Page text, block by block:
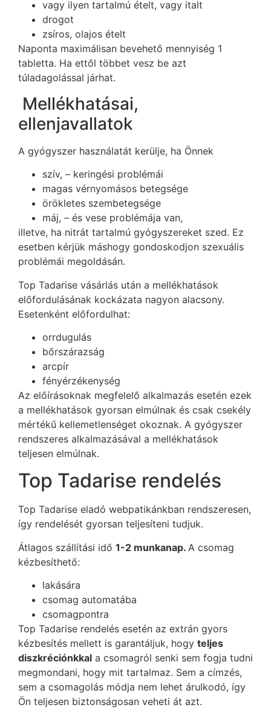
vagy ilyen tartalmú ételt, vagy italt
drogot
zsíros, olajos ételt
Naponta maximálisan bevehető mennyiség 1
tabletta. Ha ettől többet vesz be azt
túladagolással járhat.
Mellékhatásai,
ellenjavallatok
A gyógyszer használatát kerülje, ha Önnek
szív, – keringési problémái
magas vérnyomásos betegsége
örökletes szembetegsége
máj, – és vese problémája van,
illetve, ha nitrát tartalmú gyógyszereket szed. Ez
esetben kérjük máshogy gondoskodjon szexuális
problémái megoldásán.
Top Tadarise vásárlás után a mellékhatások
előfordulásának kockázata nagyon alacsony.
Esetenként előfordulhat:
orrdugulás
bőrszárazság
arcpír
fényérzékenység
Az előírásoknak megfelelő alkalmazás esetén ezek
a mellékhatások gyorsan elmúlnak és csak csekély
mértékű kellemetlenséget okoznak. A gyógyszer
rendszeres alkalmazásával a mellékhatások
teljesen elmúlnak.
Top Tadarise rendelés
Top Tadarise eladó webpatikánkban rendszeresen,
így rendelését gyorsan teljesíteni tudjuk.
Átlagos szállítási idő 1-2 munkanap. A csomag
kézbesíthető:
lakására
csomag automatába
csomagpontra
Top Tadarise rendelés esetén az extrán gyors
kézbesítés mellett is garantáljuk, hogy teljes
diszkréciónkkal a csomagról senki sem fogja tudni
megmondani, hogy mit tartalmaz. Sem a címzés,
sem a csomagolás módja nem lehet árulkodó, így
Ön teljesen biztonságosan veheti át azt.